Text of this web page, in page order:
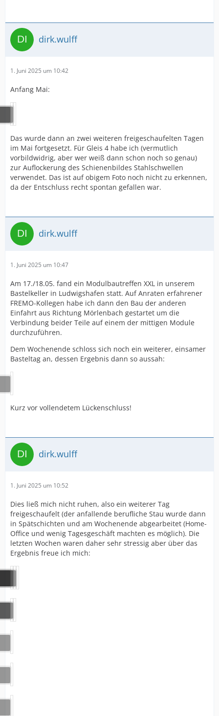
dirk.wulff
1. Juni 2025 um 10:42
Anfang Mai:
Das wurde dann an zwei weiteren freigeschaufelten Tagen
im Mai fortgesetzt. Für Gleis 4 habe ich (vermutlich
vorbildwidrig, aber wer weiß dann schon noch so genau)
zur Auflockerung des Schienenbildes Stahlschwellen
verwendet. Das ist auf obigem Foto noch nicht zu erkennen,
da der Entschluss recht spontan gefallen war.
dirk.wulff
1. Juni 2025 um 10:47
Am 17./18.05. fand ein Modulbautreffen XXL in unserem
Bastelkeller in Ludwigshafen statt. Auf Anraten erfahrener
FREMO-Kollegen habe ich dann den Bau der anderen
Einfahrt aus Richtung Mörlenbach gestartet um die
Verbindung beider Teile auf einem der mittigen Module
durchzuführen.
Dem Wochenende schloss sich noch ein weiterer, einsamer
Basteltag an, dessen Ergebnis dann so aussah:
Kurz vor vollendetem Lückenschluss!
dirk.wulff
1. Juni 2025 um 10:52
Dies ließ mich nicht ruhen, also ein weiterer Tag
freigeschaufelt (der anfallende berufliche Stau wurde dann
in Spätschichten und am Wochenende abgearbeitet (Home-
Office und wenig Tagesgeschäft machten es möglich). Die
letzten Wochen waren daher sehr stressig aber über das
Ergebnis freue ich mich: